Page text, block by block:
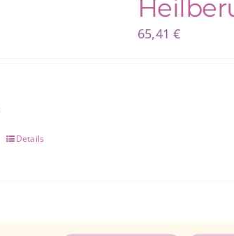
65,41€
Details